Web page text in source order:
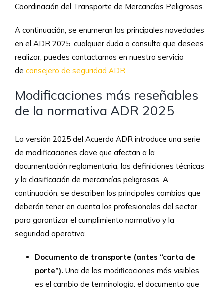
Coordinación del Transporte de Mercancías Peligrosas.
A continuación, se enumeran las principales novedades
en el ADR 2025, cualquier duda o consulta que desees
realizar, puedes contactarnos en nuestro servicio
de consejero de seguridad ADR
Modificaciones más reseñables
de la normativa ADR 2025
La versión 2025 del Acuerdo ADR introduce una serie
de modificaciones clave que afectan a la
documentación reglamentaria, las definiciones técnicas
y la clasificación de mercancías peligrosas. A
continuación, se describen los principales cambios que
deberán tener en cuenta los profesionales del sector
para garantizar el cumplimiento normativo y la
seguridad operativa.
Documento de transporte (antes “carta de
porte”). Una de las modificaciones más visibles
es el cambio de terminología: el documento que